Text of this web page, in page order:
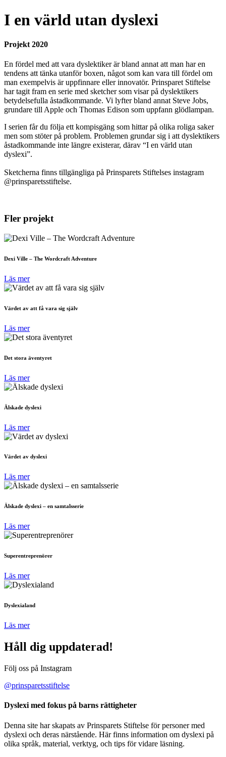
I en värld utan dyslexi
Projekt 2020
En fördel med att vara dyslektiker är bland annat att man har en
tendens att tänka utanför boxen, något som kan vara till fördel om
man exempelvis är uppfinnare eller innovatör. Prinsparet Stiftelse
har tagit fram en serie med sketcher som visar på dyslektikers
betydelsefulla åstadkommande. Vi lyfter bland annat Steve Jobs,
grundare till Apple och Thomas Edison som uppfann glödlampan.
I serien får du följa ett kompisgäng som hittar på olika roliga saker
men som stöter på problem. Problemen grundar sig i att dyslektikers
åstadkommande inte längre existerar, därav “I en värld utan
dyslexi”.
Sketcherna finns tillgängliga på Prinsparets Stiftelses instagram
@prinsparetsstiftelse.
Fler projekt
Dexi Ville – The Wordcraft Adventure
Läs mer
Värdet av att få vara sig själv
Läs mer
Det stora äventyret
Läs mer
Älskade dyslexi
Läs mer
Värdet av dyslexi
Läs mer
Älskade dyslexi – en samtalsserie
Läs mer
Superentreprenörer
Läs mer
Dyslexialand
Läs mer
Håll dig uppdaterad!
Följ oss på Instagram
@prinsparetsstiftelse
Dyslexi med fokus på barns rättigheter
Denna site har skapats av Prinsparets Stiftelse för personer med
dyslexi och deras närstående. Här finns information om dyslexi på
olika språk, material, verktyg, och tips för vidare läsning.